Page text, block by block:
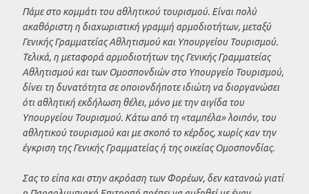
Πάμε στο κομμάτι του αθλητικού τουρισμού. Είναι πολύ
ακαθόριστη η διαχωριστική γραμμή αρμοδιοτήτων, μεταξύ
Γενικής Γραμματείας Αθλητισμού και Υπουργείου Τουρισμού.
Τελικά, η μεταφορά αρμοδιοτήτων της Γενικής Γραμματείας
Αθλητισμού και των Ομοσπονδιών στο Υπουργείο Τουρισμού,
δίνει τη δυνατότητα σε οποιονδήποτε ιδιώτη να διοργανώσει
ότι αθλητική εκδήλωση θέλει, μόνο με την αιγίδα του
Υπουργείου Τουρισμού. Κάτω από τη «ταμπέλα» λοιπόν, του
αθλητικού τουρισμού και με σκοπό το κέρδος, χωρίς καν την
έγκριση της Γενικής Γραμματείας ή της οικείας Ομοσπονδίας.
Σας το είπα και στην ακρόαση των Φορέων, δεν κατανοώ γιατί